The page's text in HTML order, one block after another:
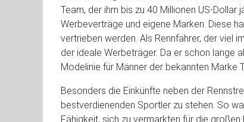
Team, der ihm bis zu 40 Millionen US-
Werbeverträge und eigene Marken. Diese
vertrieben werden. Als Rennfahrer, der viel
der ideale Werbeträger. Da er schon lange
Modelinie für Männer der bekannten Marke
Besonders die Einkünfte neben der
bestverdienenden Sportler zu stehen. So
Fähigkeit, sich zu vermarkten für die